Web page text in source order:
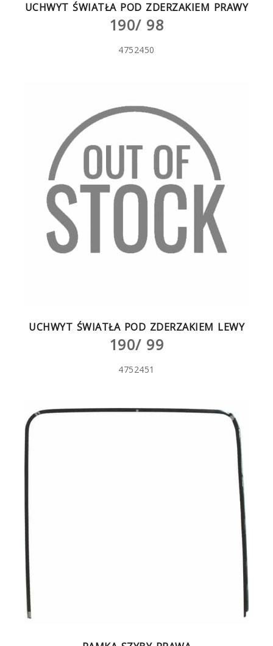
UCHWYT ŚWIATŁA POD ZDERZAKIEM PRAWY
190/ 98
4752450
UCHWYT ŚWIATŁA POD ZDERZAKIEM LEWY
190/ 99
4752451